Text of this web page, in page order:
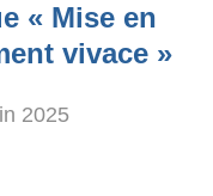
« Mise en
vivace »
2025